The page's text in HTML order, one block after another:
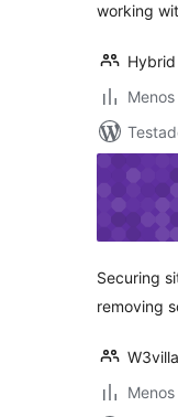
working
Securing
removing